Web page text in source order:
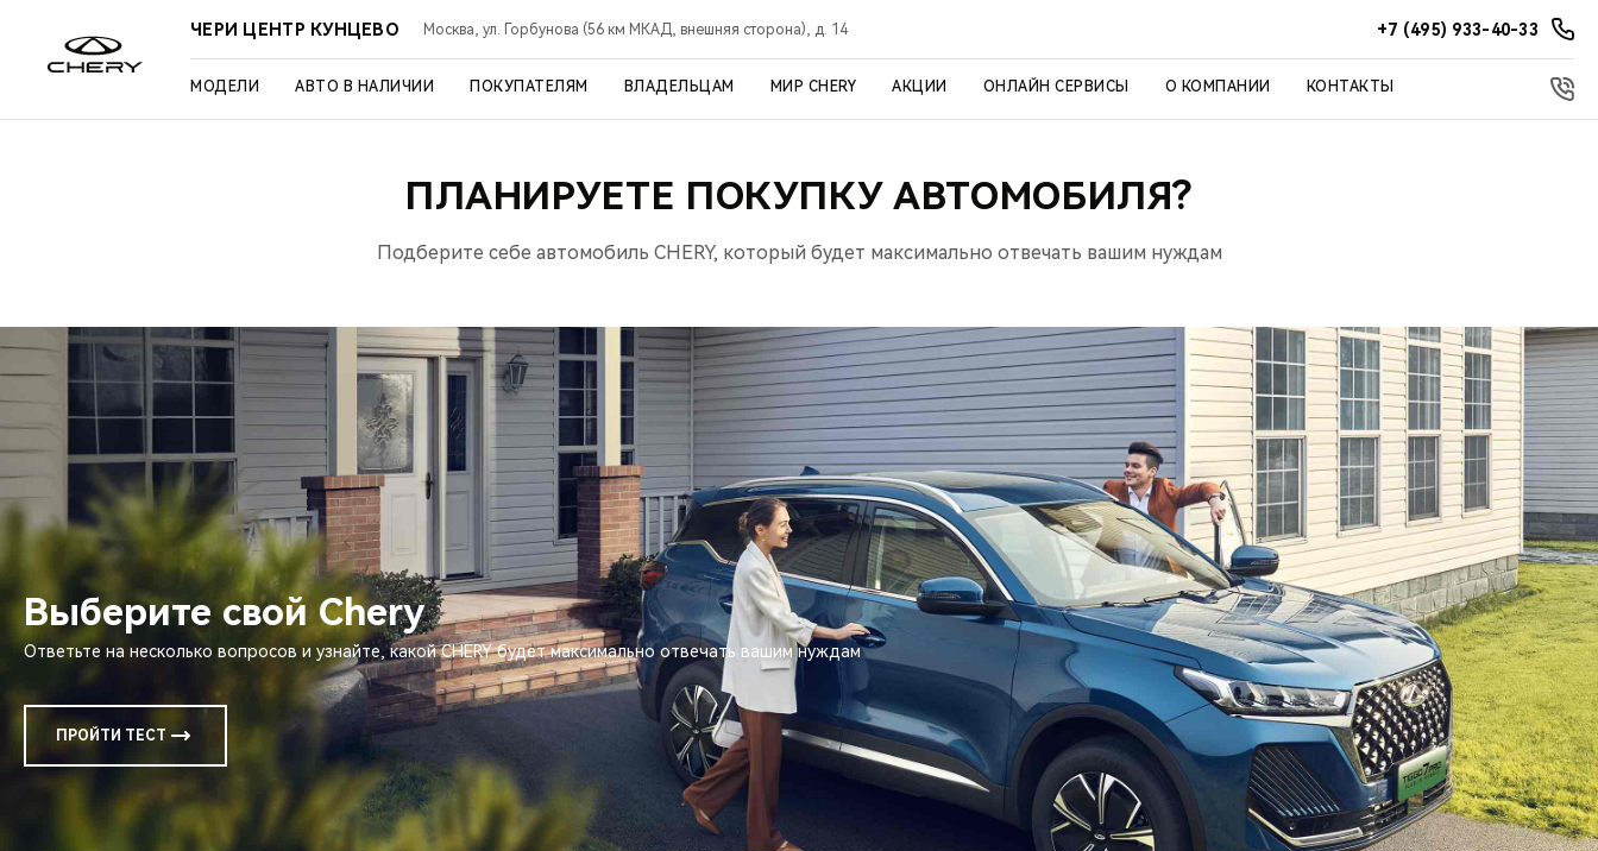
ЧЕРИ ЦЕНТР КУНЦЕВО Москва, ул. Горбунова (56 км МКАД, внешняя сторона), д. 14 +7 (495) 933-40-33
МОДЕЛИ АВТО В НАЛИЧИИ ПОКУПАТЕЛЯМ ВЛАДЕЛЬЦАМ МИР CHERY АКЦИИ ОНЛАЙН СЕРВИСЫ О КОМПАНИИ КОНТАКТЫ
ПЛАНИРУЕТЕ ПОКУПКУ АВТОМОБИЛЯ?
Подберите себе автомобиль CHERY, который будет максимально отвечать вашим нуждам
Выберите свой Chery
Ответьте на несколько вопросов и узнайте, какой CHERY будет максимально отвечать вашим нуждам
ПРОЙТИ ТЕСТ